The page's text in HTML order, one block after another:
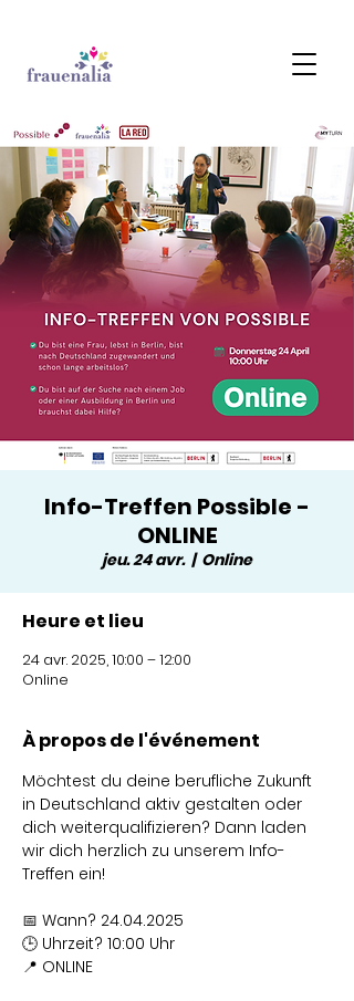
Info-Treffen Possible -
ONLINE
jeu. 24 avr.
  |
Online
Heure et lieu
24 avr. 2025, 10:00 – 12:00
Online
À propos de l'événement
Möchtest du deine berufliche Zukunft
in Deutschland aktiv gestalten oder
dich weiterqualifizieren? Dann laden
wir dich herzlich zu unserem Info-
Treffen ein!
📅 Wann? 24.04.2025
🕒 Uhrzeit? 10:00 Uhr
📍 ONLINE